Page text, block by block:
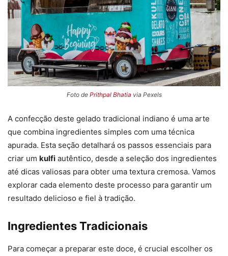
Foto de Prithpal Bhatia via Pexels
A confecção deste gelado tradicional indiano é uma arte
que combina ingredientes simples com uma técnica
apurada. Esta seção detalhará os passos essenciais para
criar um kulfi autêntico, desde a seleção dos ingredientes
até dicas valiosas para obter uma textura cremosa. Vamos
explorar cada elemento deste processo para garantir um
resultado delicioso e fiel à tradição.
Ingredientes Tradicionais
Para começar a preparar este doce, é crucial escolher os